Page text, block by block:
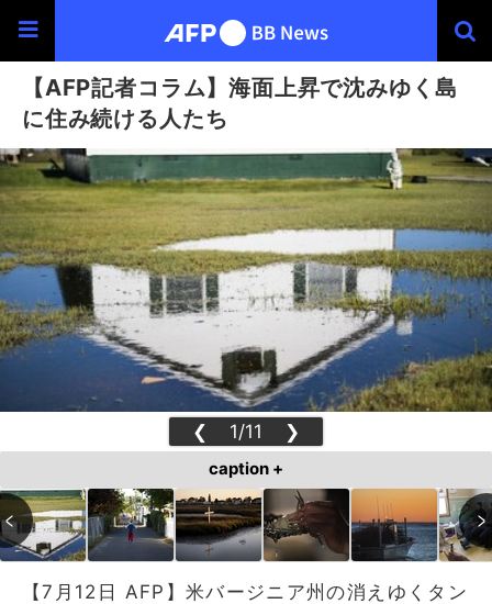
【AFP記者コラム】海面上昇で沈みゆく島
に住み続ける人たち
❮ 1/11 ❯
caption +
【7月12日 AFP】米バージニア州の消えゆくタン